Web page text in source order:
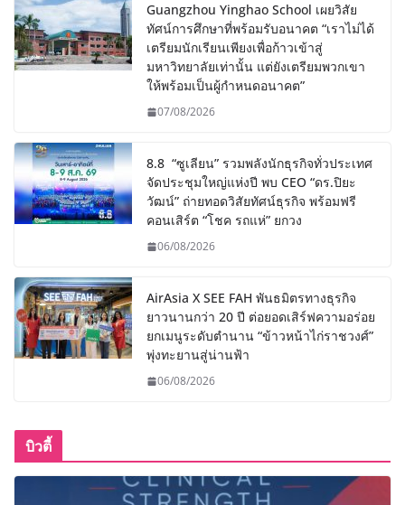
Guangzhou Yinghao School เผยวิสัย
ทัศน์การศึกษาที่พร้อมรับอนาคต “เราไม่ได้
เตรียมนักเรียนเพียงเพื่อก้าวเข้าสู่
มหาวิทยาลัยเท่านั้น แต่ยังเตรียมพวกเขา
ให้พร้อมเป็นผู้กำหนดอนาคต”
07/08/2026
8.8 “ซูเลียน” รวมพลังนักธุรกิจทั่วประเทศ
จัดประชุมใหญ่แห่งปี พบ CEO “ดร.ปิยะ
วัฒน์” ถ่ายทอดวิสัยทัศน์ธุรกิจ พร้อมฟรี
คอนเสิร์ต “โชค รถแห่” ยกวง
06/08/2026
AirAsia X SEE FAH พันธมิตรทางธุรกิจ
ยาวนานกว่า 20 ปี ต่อยอดเสิร์ฟความอร่อย
ยกเมนูระดับตำนาน “ข้าวหน้าไก่ราชวงศ์”
พุ่งทะยานสู่น่านฟ้า
06/08/2026
บิวตี้